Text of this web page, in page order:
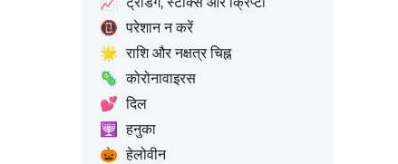
📵 परेशान न करें
🌟 राशि और नक्षत्र चिह्न
🦠 कोरोनावाइरस
💕 दिल
🕎
हनुका
🎃 हेलोवीन